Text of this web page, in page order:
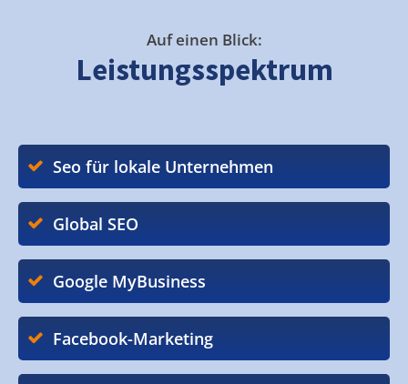
Auf einen Blick:
Leistungsspektrum
Seo für lokale Unternehmen
Global SEO
Google MyBusiness
Facebook-Marketing